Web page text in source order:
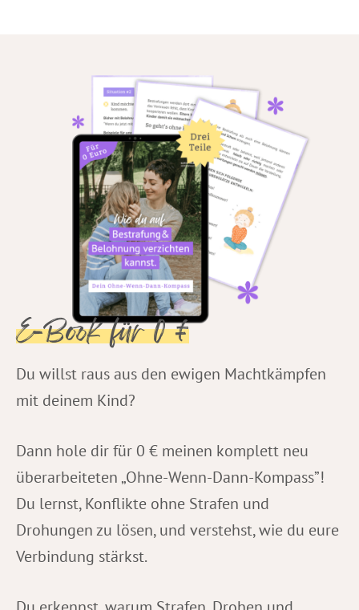
E-Book für 0 €
Du willst raus aus den ewigen Machtkämpfen
mit deinem Kind?
Dann hole dir für 0 € meinen komplett neu
überarbeiteten „Ohne-Wenn-Dann-Kompass”!
Du lernst, Konflikte ohne Strafen und
Drohungen zu lösen, und verstehst, wie du eure
Verbindung stärkst.